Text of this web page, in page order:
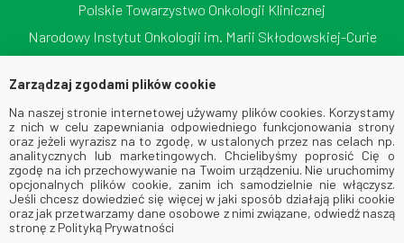
Polskie Towarzystwo Onkologii Klinicznej
Narodowy Instytut Onkologii im. Marii Skłodowskiej-Curie
ul. Roentgena 5, 02-781 Warszawa
tel./faks: 512 606 724
Zarządzaj zgodami plików cookie
Na naszej stronie internetowej używamy plików cookies. Korzystamy
z nich w celu zapewniania odpowiedniego funkcjonowania strony
oraz jeżeli wyrazisz na to zgodę, w ustalonych przez nas celach np.
analitycznych lub marketingowych. Chcielibyśmy poprosić Cię o
zgodę na ich przechowywanie na Twoim urządzeniu. Nie uruchomimy
opcjonalnych plików cookie, zanim ich samodzielnie nie włączysz.
Jeśli chcesz dowiedzieć się więcej w jaki sposób działają pliki cookie
oraz jak przetwarzamy dane osobowe z nimi związane, odwiedź naszą
stronę z Polityką Prywatności